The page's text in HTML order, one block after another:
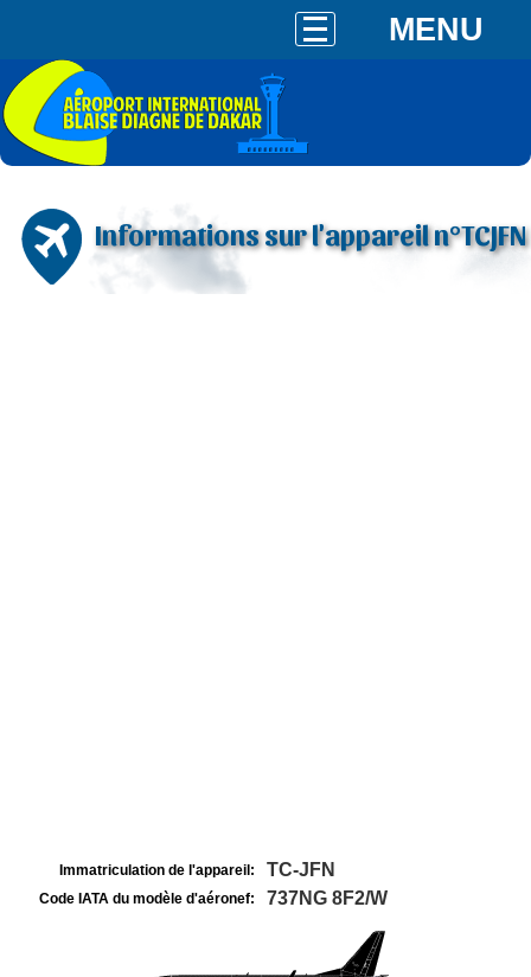
MENU
Informations sur l'appareil n°TCJFN
Immatriculation de l'appareil: TC-JFN
Code IATA du modèle d'aéronef: 737NG 8F2/W